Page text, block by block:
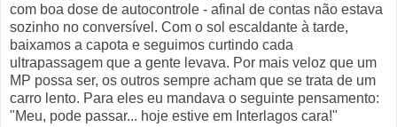
com boa dose de autocontrole - afinal de contas não estava
sozinho no conversível. Com o sol escaldante à tarde,
baixamos a capota e seguimos curtindo cada
ultrapassagem que a gente levava. Por mais veloz que um
MP possa ser, os outros sempre acham que se trata de um
carro lento. Para eles eu mandava o seguinte pensamento:
"Meu, pode passar... hoje estive em Interlagos cara!"